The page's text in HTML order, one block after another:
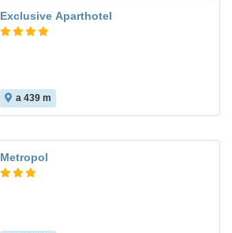
Exclusive Aparthotel
a 439 m
Metropol